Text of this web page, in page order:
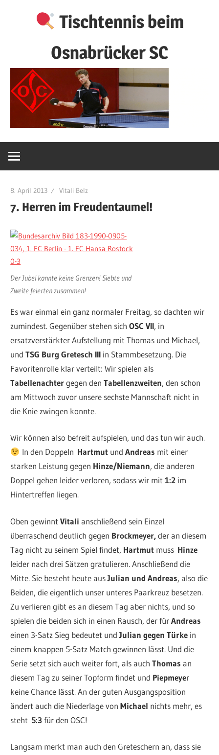
Tischtennis beim
Osnabrücker SC
8. April 2013 Vitali Belz
7. Herren im Freudentaumel!
Der Jubel kannte keine Grenzen! Siebte und
Zweite feierten zusammen!
Es war einmal ein ganz normaler Freitag, so dachten wir
zumindest. Gegenüber stehen sichOSC VII, in
ersatzverstärkter Aufstellung mit Thomas und Michael,
undTSG Burg Gretesch III in Stammbesetzung. Die
Favoritenrolle klar verteilt: Wir spielen als
Tabellenachtergegen denTabellenzweiten, den schon
am Mittwoch zuvor unsere sechste Mannschaft nicht in
die Knie zwingen konnte.
Wir können also befreit aufspielen, und das tun wir auch.
In den Doppeln Hartmutund Andreas mit einer
starken Leistung gegen Hinze/Niemann, die anderen
Doppel gehen leider verloren, sodass wir mit1:2 im
Hintertreffen liegen.
Oben gewinntVitali anschließend sein Einzel
überraschend deutlich gegen Brockmeyer,der an diesem
Tag nicht zu seinem Spiel findet, Hartmut muss Hinze
leider nach drei Sätzen gratulieren. Anschließend die
Mitte. Sie besteht heute ausJulian und Andreas, also die
Beiden, die eigentlich unser unteres Paarkreuz besetzen.
Zu verlieren gibt es an diesem Tag aber nichts, und so
spielen die beiden sich in einen Rausch, der fürAndreas
einen 3-Satz Sieg bedeutet undJulian gegen Türke in
einem knappen 5-Satz Match gewinnen lässt. Und die
Serie setzt sich auch weiter fort, als auchThomas an
diesem Tag zu seiner Topform findet und Piepmeyer
keine Chance lässt. An der guten Ausgangsposition
ändert auch die Niederlage vonMichael nichts mehr, es
steht 5:3für den OSC!
Langsam merkt man auch den Greteschern an, dass sie